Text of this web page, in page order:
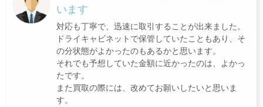
います
対応も丁寧で、迅速に取引することが出来ました。
ドライキャビネットで保管していたこともあり、そ
の分状態がよかったのもあるかと思います。
それでも予想していた金額に近かったのは、よかっ
たです。
また買取の際には、改めてお願いしたいと思いま
す。